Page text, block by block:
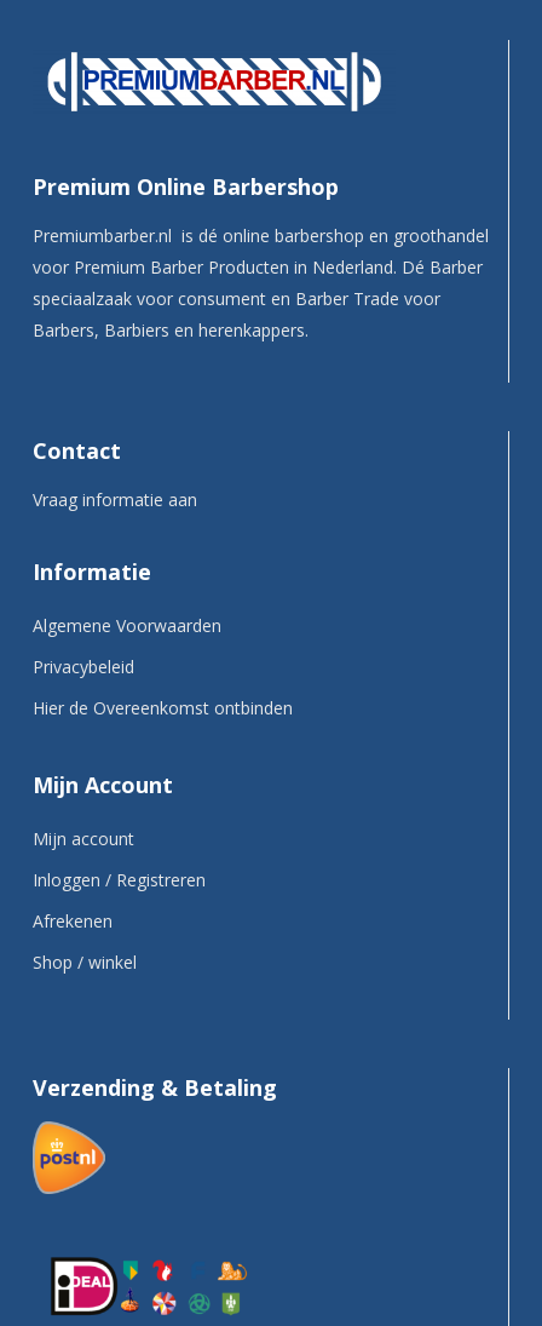
Premium Online Barbershop
Premiumbarber.nl is dé online barbershop en groothandel
voor Premium Barber Producten in Nederland. Dé Barber
speciaalzaak voor consument en Barber Trade voor
Barbers, Barbiers en herenkappers.
Contact
Vraag informatie aan
Informatie
Algemene Voorwaarden
Privacybeleid
Hier de Overeenkomst ontbinden
Mijn Account
Mijn account
Inloggen / Registreren
Afrekenen
Shop / winkel
Verzending & Betaling